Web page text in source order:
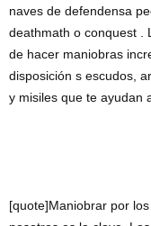
naves de defendensa
deathmath o conquest .
de hacer maniobras
disposición s escudos,
y misiles que te ayudan
[quote]Maniobrar por